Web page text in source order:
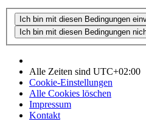
Alle Zeiten sind UTC+02:00
Cookie-Einstellungen
Alle Cookies löschen
Impressum
Kontakt